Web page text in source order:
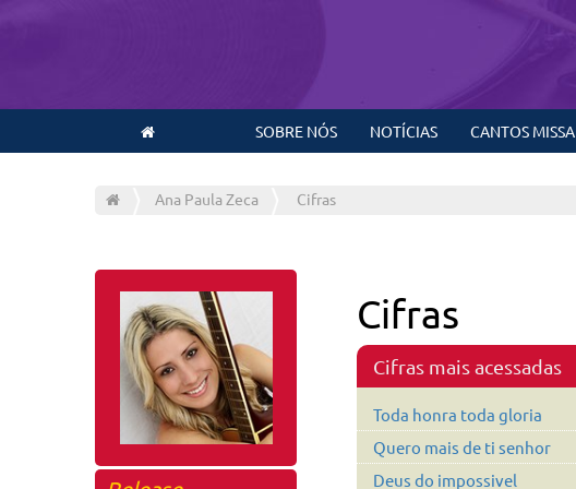
SOBRE NÓS NOTÍCIAS CANTOS MISSA
Ana Paula Zeca Cifras
Cifras
Cifras mais acessadas
Toda honra toda gloria
Quero mais de ti senhor
Deus do impossivel